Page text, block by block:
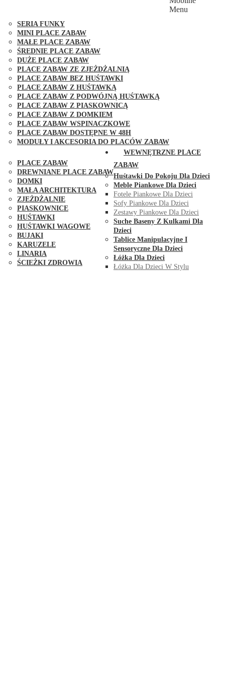
SERIA FUNKY
MINI PLACE ZABAW
MAŁE PLACE ZABAW
ŚREDNIE PLACE ZABAW
DUŻE PLACE ZABAW
PLACE ZABAW ZE ZJEŻDŻALNIĄ
PLACE ZABAW BEZ HUŚTAWKI
PLACE ZABAW Z HUŚTAWKĄ
PLACE ZABAW Z PODWÓJNĄ HUŚTAWKĄ
PLACE ZABAW Z PIASKOWNICĄ
PLACE ZABAW Z DOMKIEM
PLACE ZABAW WSPINACZKOWE
PLACE ZABAW DOSTĘPNE W 48H
MODUŁY I AKCESORIA DO PLACÓW ZABAW
PLACE ZABAW
DREWNIANE PLACE ZABAW
DOMKI
MAŁA ARCHITEKTURA
ZJEŻDŻALNIE
PIASKOWNICE
HUŚTAWKI
HUŚTAWKI WAGOWE
BUJAKI
KARUZELE
LINARIA
ŚCIEŻKI ZDROWIA
Menu
WEWNĘTRZNE PLACE
ZABAW
Huśtawki Do Pokoju Dla Dzieci
Meble Piankowe Dla Dzieci
Fotele Piankowe Dla Dzieci
Sofy Piankowe Dla Dzieci
Zestawy Piankowe Dla Dzieci
Suche Baseny Z Kulkami Dla
Dzieci
Tablice Manipulacyjne I
Sensoryczne Dla Dzieci
Łóżka Dla Dzieci
Łóżka Dla Dzieci W Stylu